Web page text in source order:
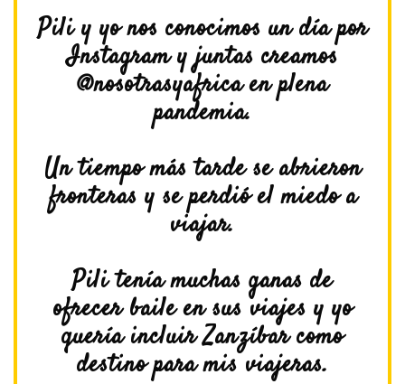
Pili y yo nos conocimos un día por
Instagram y juntas creamos
@nosotrasyafrica en plena
pandemia.
Un tiempo más tarde se abrieron
fronteras y se perdió el miedo a
viajar.
Pili tenía muchas ganas de
ofrecer baile en sus viajes y yo
quería incluir Zanzíbar como
destino para mis viajeras.